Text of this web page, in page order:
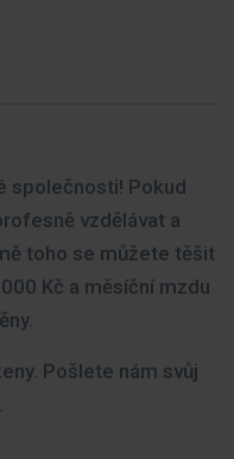
společnosti! Pokud
vzdělávat a
toho se můžete těšit
Kč a měsíční mzdu
Pošlete nám svůj